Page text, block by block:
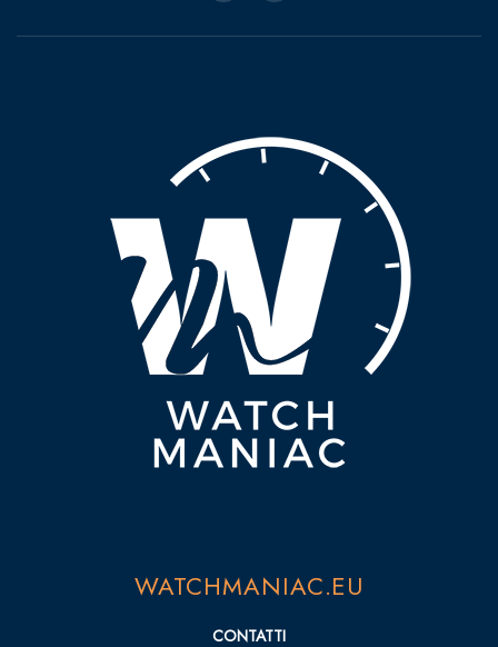
WATCHMANIAC.EU
CONTATTI